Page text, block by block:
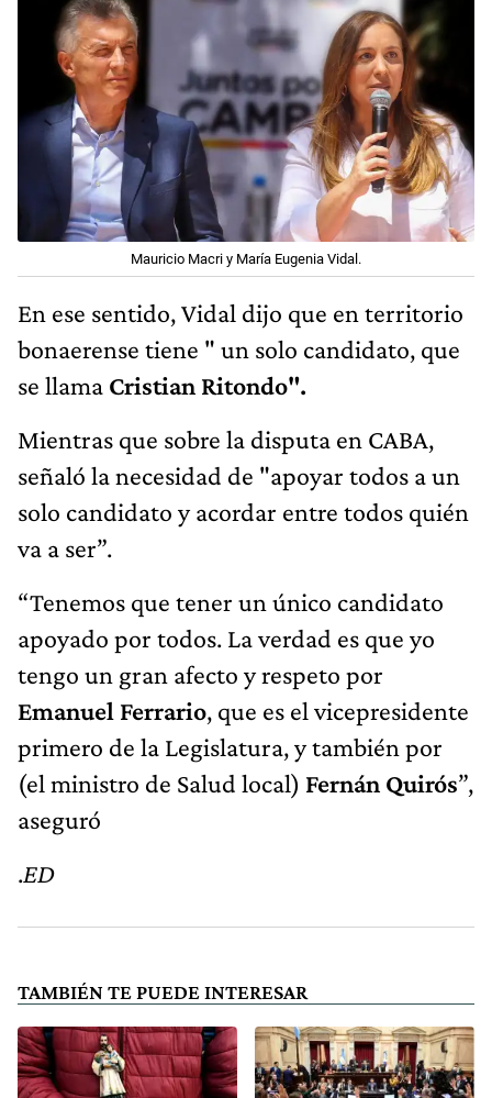
Mauricio Macri y María Eugenia Vidal.
En ese sentido, Vidal dijo que en territorio
bonaerense tiene " un solo candidato, que
se llama Cristian Ritondo".
Mientras que sobre la disputa en CABA,
señaló la necesidad de "apoyar todos a un
solo candidato y acordar entre todos quién
va a ser”.
“Tenemos que tener un único candidato
apoyado por todos. La verdad es que yo
tengo un gran afecto y respeto por
Emanuel Ferrario, que es el vicepresidente
primero de la Legislatura, y también por
(el ministro de Salud local) Fernán Quirós”,
aseguró
.ED
TAMBIÉN TE PUEDE INTERESAR